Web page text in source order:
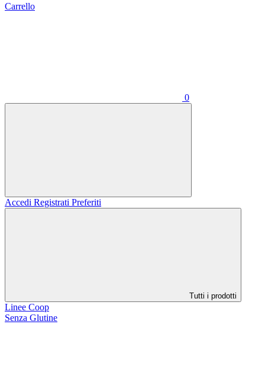
Carrello
0
Accedi Registrati Preferiti
Tutti i prodotti
Linee Coop
Senza Glutine